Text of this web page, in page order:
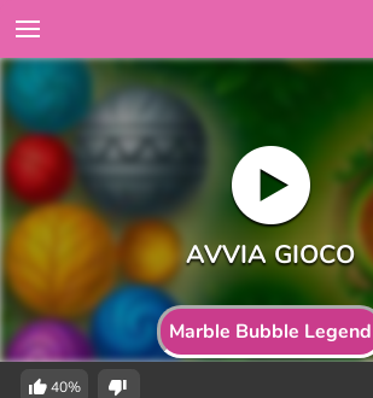
Marble Bubble Legend
40%